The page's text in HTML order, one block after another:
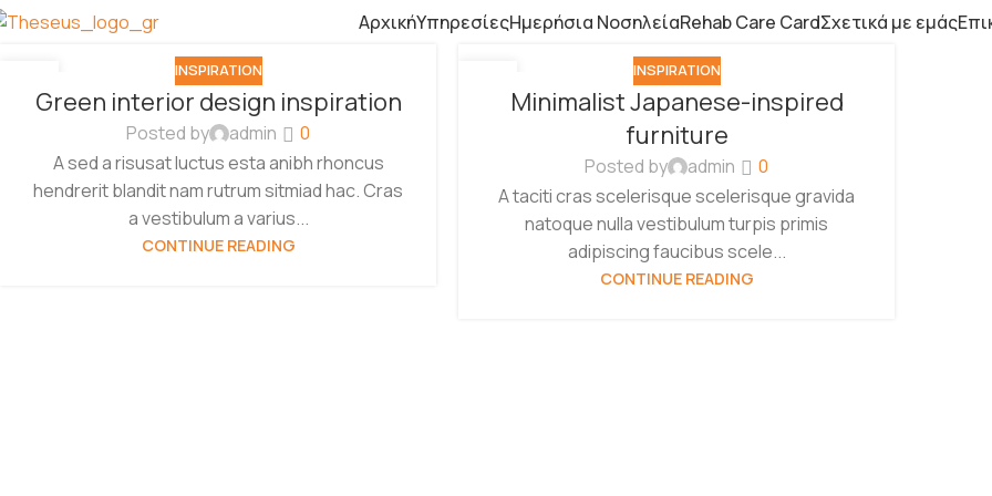
ΑρχικήΥπηρεσίεςΗμερήσια ΝοσηλείαRehab Care CardΣχετικά με εμάς
ΑΥΓ
INSPIRATION
Green interior design inspiration
Posted by admin
0
A sed a risusat luctus esta anibh rhoncus
hendrerit blandit nam rutrum sitmiad hac. Cras
a vestibulum a varius...
CONTINUE READING
INSPIRATION
Minimalist Japanese-inspired
furniture
Posted by admin
0
A taciti cras scelerisque scelerisque gravida
natoque nulla vestibulum turpis primis
adipiscing faucibus scele...
CONTINUE READING